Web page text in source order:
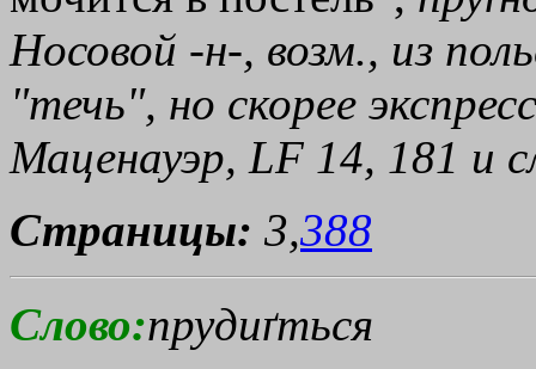
Носовой -н-, возм., из
"течь", но скорее
Маценауэр, LF 14, 181 и
Страницы: 3,388
Слово:прудиґться